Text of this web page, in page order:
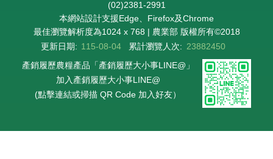
(02)2381-2991
本網站設計支援Edge、Firefox及Chrome
最佳瀏覽解析度為1024 x 768 | 農業部 版權所有©2018
更新日期: 115-08-04 累計瀏覽人次: 23882450
產銷履歷農糧產品「產銷履歷大小事LINE@」
加入產銷履歷大小事LINE@
(點擊連結或掃描 QR Code 加入好友）